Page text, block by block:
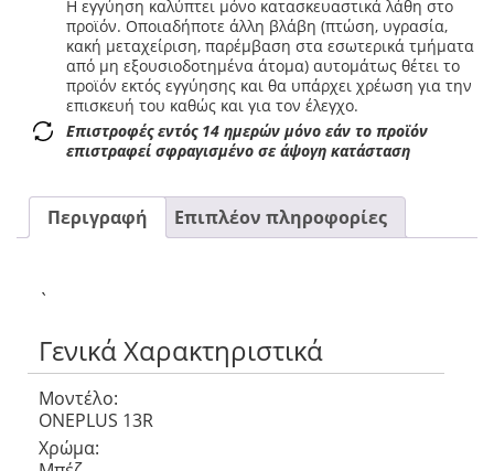
Η εγγύηση καλύπτει μόνο κατασκευαστικά λάθη στο
προϊόν. Οποιαδήποτε άλλη βλάβη (πτώση, υγρασία,
κακή μεταχείριση, παρέμβαση στα εσωτερικά τμήματα
από μη εξουσιοδοτημένα άτομα) αυτομάτως θέτει το
προϊόν εκτός εγγύησης και θα υπάρχει χρέωση για την
επισκευή του καθώς και για τον έλεγχο.
Επιστροφές εντός 14 ημερών μόνο εάν το προϊόν
επιστραφεί σφραγισμένο σε άψογη κατάσταση
Περιγραφή Επιπλέον πληροφορίες
`
Γενικά Χαρακτηριστικά
Μοντέλο:
ONEPLUS 13R
Χρώμα: